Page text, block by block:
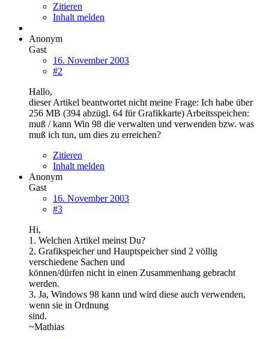
Zitieren
Inhalt melden
Anonym
Gast
16. November 2003
#2
Hallo,
dieser Artikel beantwortet nicht meine Frage: Ich habe über
256 MB (394 abzügl. 64 für Grafikkarte) Arbeitsspeichen:
muß / kann Win 98 die verwalten und verwenden bzw. was
muß ich tun, um dies zu erreichen?
Zitieren
Inhalt melden
Anonym
Gast
16. November 2003
#3
Hi,
1. Welchen Artikel meinst Du?
2. Grafikspeicher und Hauptspeicher sind 2 völlig
verschiedene Sachen und
können/dürfen nicht in einen Zusammenhang gebracht
werden.
3. Ja, Windows 98 kann und wird diese auch verwenden,
wenn sie in Ordnung
sind.
~Mathias